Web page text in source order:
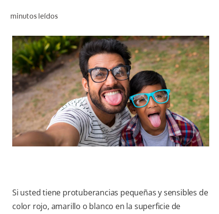
PROMOCIONES
PA (ES)
SUSCRÍBASE
minutos leídos
Si usted tiene protuberancias pequeñas y sensibles de
color rojo, amarillo o blanco en la superficie de